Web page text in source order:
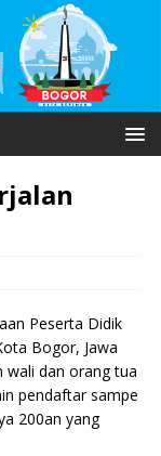
Peserta Didik
Bogor, Jawa
wali dan orang tua
pendaftar sampe
200an yang